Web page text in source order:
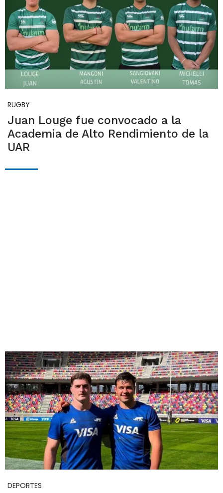
RUGBY
Juan Louge fue convocado a la
Academia de Alto Rendimiento de la
UAR
DEPORTES